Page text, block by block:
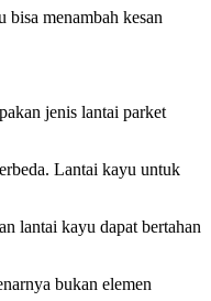
menambah kesan
jenis lantai parket
Lantai kayu untuk
lantai kayu dapat bertahan
bukan elemen